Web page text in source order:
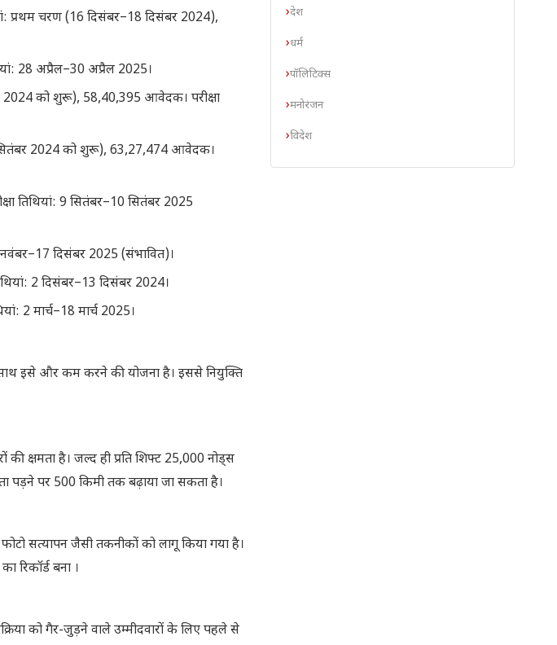
प्रथम चरण (16 दिसंबर–18 दिसंबर 2024),
28 अप्रैल–30 अप्रैल 2025।
2024 को शुरू), 58,40,395 आवेदक। परीक्षा
सितंबर 2024 को शुरू), 63,27,474 आवेदक।
तिथियां: 9 सितंबर–10 सितंबर 2025
दिसंबर 2025 (संभावित)।
2 दिसंबर–13 दिसंबर 2024।
2 मार्च–18 मार्च 2025।
इसे और कम करने की योजना है। इससे नियुक्ति
की क्षमता है। जल्द ही प्रति शिफ्ट 25,000 नोड्स
पड़ने पर 500 किमी तक बढ़ाया जा सकता है।
सत्यापन जैसी तकनीकों को लागू किया गया है।
रिकॉर्ड बना ।
को गैर-जुड़ने वाले उम्मीदवारों के लिए पहले से
देश
धर्म
पॉलिटिक्स
मनोरंजन
विदेश